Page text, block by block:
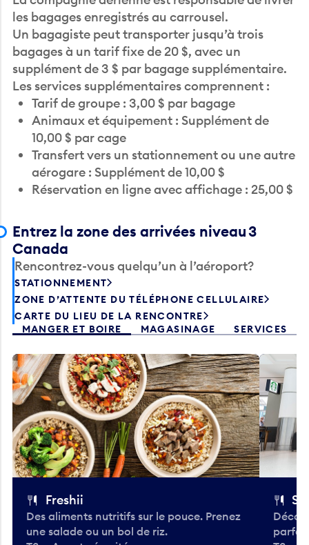
les bagages enregistrés au carrousel.
Un bagagiste peut transporter jusqu’à trois
bagages à un tarif fixe de 20 $, avec un
supplément de 3 $ par bagage supplémentaire.
Les services supplémentaires comprennent :
Tarif de groupe : 3,00 $ par bagage
Animaux et équipement : Supplément de
10,00 $ par cage
Transfert vers un stationnement ou une autre
aérogare : Supplément de 10,00 $
Réservation en ligne avec affichage : 25,00 $
Entrez la zone des arrivées niveau 3
Canada
Rencontrez-vous quelqu’un à l’aéroport?
STATIONNEMENT
ZONE D’ATTENTE DU TÉLÉPHONE CELLULAIRE
CARTE DU LIEU DE LA RENCONTRE
MANGER ET BOIRE
MAGASINAGE SERVICES
Freshii
Des aliments nutritifs sur le pouce. Prenez
une salade ou un bol de riz.